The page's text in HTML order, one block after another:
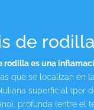
de
rodilla es una
que se localizan en
superficial (por
profunda (entre el